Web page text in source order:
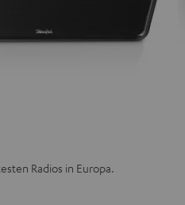
Radios in Europa.